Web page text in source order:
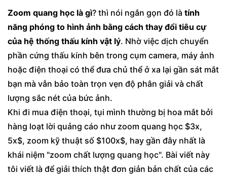
Zoom quang học là gì? thì nói ngắn gọn đó là tính
năng phóng to hình ảnh bằng cách thay đổi tiêu cự
của hệ thống thấu kính vật lý. Nhờ việc dịch chuyển
phần cứng thấu kính bên trong cụm camera, máy ảnh
hoặc điện thoại có thể đưa chủ thể ở xa lại gần sát mắt
bạn mà vẫn bảo toàn trọn vẹn độ phân giải và chất
lượng sắc nét của bức ảnh.
Khi đi mua điện thoại, tụi mình thường bị hoa mắt bởi
hàng loạt lời quảng cáo như zoom quang học $3x,
5x$, zoom kỹ thuật số $100x$, hay gần đây nhất là
khái niệm "zoom chất lượng quang học". Bài viết này
tôi viết là để giải thích thật đơn giản bản chất của các